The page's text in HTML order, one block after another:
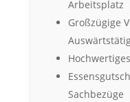
Arbeitsplatz
Großzügige
Sachbezüge